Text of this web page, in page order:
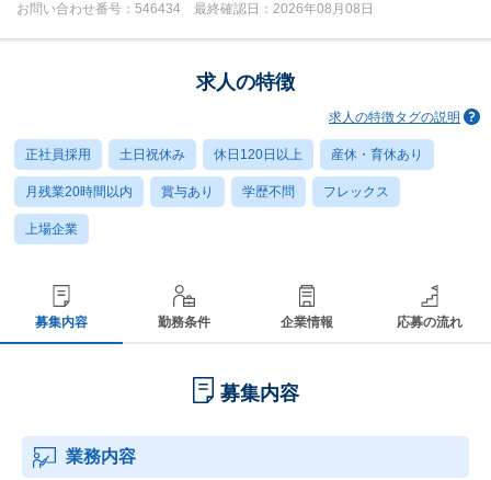
お問い合わせ番号：546434 最終確認日：2026年08月08日
求人の特徴
求人の特徴タグの説明
正社員採用 土日祝休み 休日120日以上 産休・育休あり
月残業20時間以内 賞与あり 学歴不問 フレックス
上場企業
募集内容 勤務条件 企業情報 応募の流れ
募集内容
業務内容